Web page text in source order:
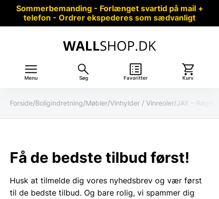
Sommerbemanding - Forlænget svartid på mail +
telefon - Ordrer ekspederes som sædvanligt
Menu Søg Favoritter Kurv
Forside/Boligindretning/Møbler/Vinhylder / Vinreoler/JAY – Røget
Få de bedste tilbud først!
Husk at tilmelde dig vores nyhedsbrev og vær først
til de bedste tilbud. Og bare rolig, vi spammer dig